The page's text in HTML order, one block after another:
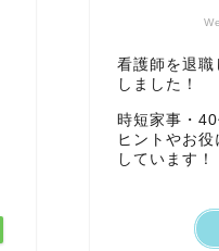
看護師を退
しました！
時短家事・
ヒントやお
しています！